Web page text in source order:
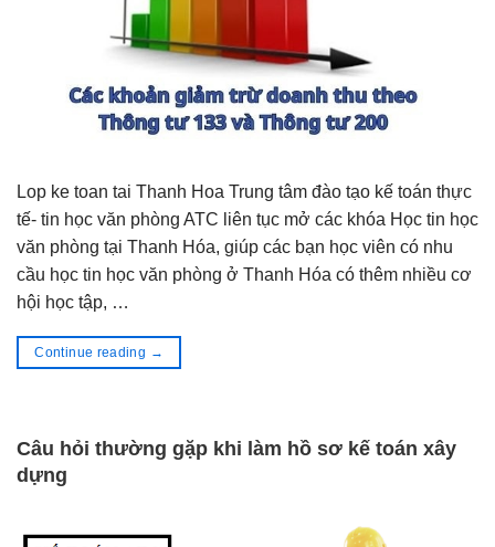
Lop ke toan tai Thanh Hoa Trung tâm đào tạo kế toán thực
tế- tin học văn phòng ATC liên tục mở các khóa Học tin học
văn phòng tại Thanh Hóa, giúp các bạn học viên có nhu
cầu học tin học văn phòng ở Thanh Hóa có thêm nhiều cơ
hội học tập, …
Continue reading →
Câu hỏi thường gặp khi làm hồ sơ kế toán xây
dựng